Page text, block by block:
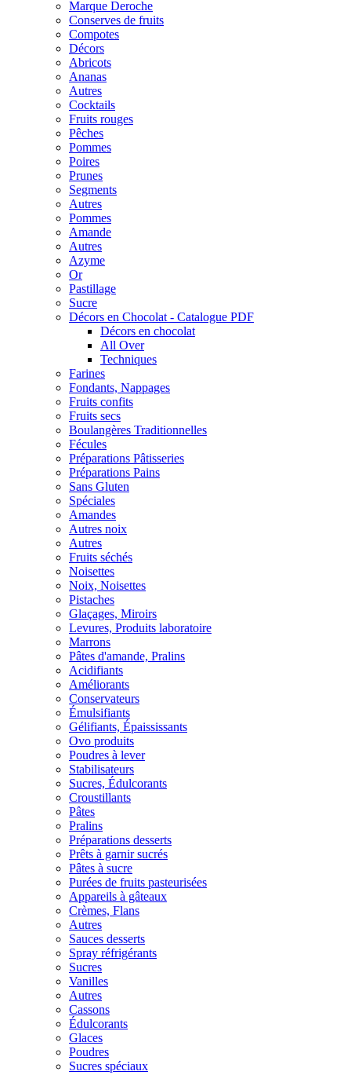
Marque Deroche
Conserves de fruits
Compotes
Décors
Abricots
Ananas
Autres
Cocktails
Fruits rouges
Pêches
Pommes
Poires
Prunes
Segments
Autres
Pommes
Amande
Autres
Azyme
Or
Pastillage
Sucre
Décors en Chocolat - Catalogue PDF
Décors en chocolat
All Over
Techniques
Farines
Fondants, Nappages
Fruits confits
Fruits secs
Boulangères Traditionnelles
Fécules
Préparations Pâtisseries
Préparations Pains
Sans Gluten
Spéciales
Amandes
Autres noix
Autres
Fruits séchés
Noisettes
Noix, Noisettes
Pistaches
Glaçages, Miroirs
Levures, Produits laboratoire
Marrons
Pâtes d'amande, Pralins
Acidifiants
Améliorants
Conservateurs
Émulsifiants
Gélifiants, Épaississants
Ovo produits
Poudres à lever
Stabilisateurs
Sucres, Édulcorants
Croustillants
Pâtes
Pralins
Préparations desserts
Prêts à garnir sucrés
Pâtes à sucre
Purées de fruits pasteurisées
Appareils à gâteaux
Crèmes, Flans
Autres
Sauces desserts
Spray réfrigérants
Sucres
Vanilles
Autres
Cassons
Édulcorants
Glaces
Poudres
Sucres spéciaux